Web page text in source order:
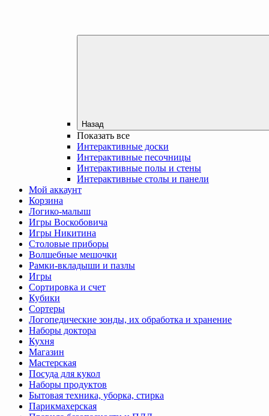
Назад
Показать все
Интерактивные доски
Интерактивные песочницы
Интерактивные полы и стены
Интерактивные столы и панели
Мой аккаунт
Корзина
Логико-малыш
Игры Воскобовича
Игры Никитина
Столовые приборы
Волшебные мешочки
Рамки-вкладыши и пазлы
Игры
Сортировка и счет
Кубики
Сортеры
Логопедические зонды, их обработка и хранение
Наборы доктора
Кухня
Магазин
Мастерская
Посуда для кукол
Наборы продуктов
Бытовая техника, уборка, стирка
Парикмахерская